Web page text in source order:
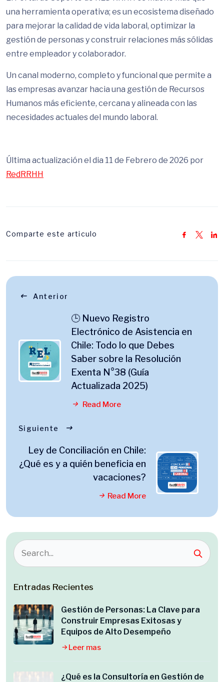
una herramienta operativa; es un ecosistema diseñado
para mejorar la calidad de vida laboral, optimizar la
gestión de personas y construir relaciones más sólidas
entre empleador y colaborador.
Un canal moderno, completo y funcional que permite a
las empresas avanzar hacia una gestión de Recursos
Humanos más eficiente, cercana y alineada con las
necesidades actuales del mundo laboral.
Última actualización el dia 11 de Febrero de 2026 por
RedRRHH
Comparte este articulo
Anterior
🕒 Nuevo Registro
Electrónico de Asistencia en
Chile: Todo lo que Debes
Saber sobre la Resolución
Exenta N°38 (Guía
Actualizada 2025)
Read More
Siguiente
Ley de Conciliación en Chile:
¿Qué es y a quién beneficia en
vacaciones?
Read More
Entradas Recientes
Gestión de Personas: La Clave para
Construir Empresas Exitosas y
Equipos de Alto Desempeño
Leer mas
¿Qué es la Consultoría en Gestión de